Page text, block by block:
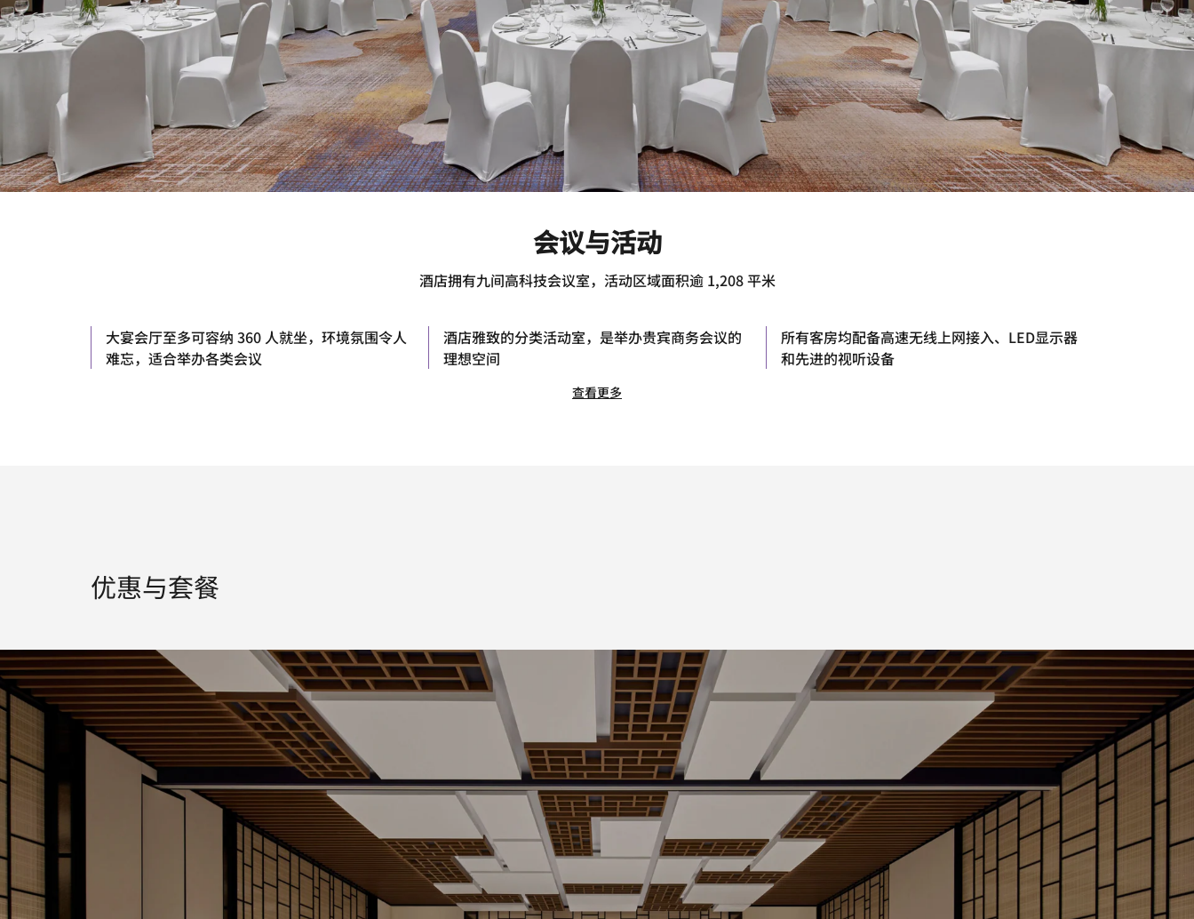
会议与活动
酒店拥有九间高科技会议室，活动区域面积逾 1,208 平米
大宴会厅至多可容纳 360 人就坐，环境氛围令人
难忘，适合举办各类会议
酒店雅致的分类活动室，是举办贵宾商务会议的
理想空间
所有客房均配备高速无线上网接入、LED显示器
和先进的视听设备
查看更多
优惠与套餐